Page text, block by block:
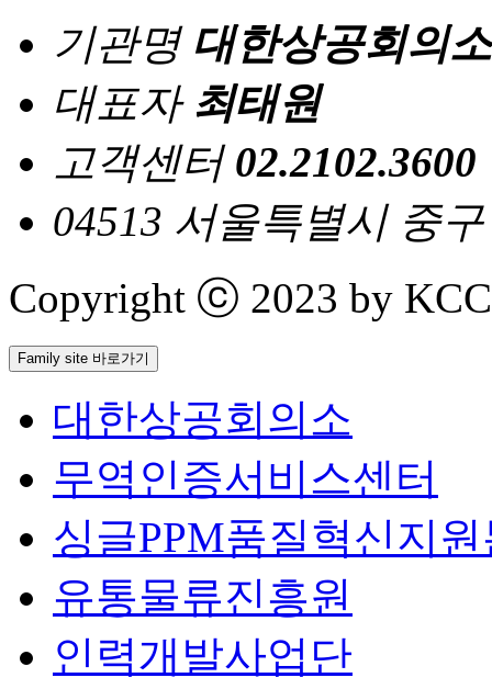
기관명 대한상공회의소
대표자 최태원
고객센터 02.2102.3600
04513 서울특별시 중
Copyright ⓒ 2023 by
Family site 바로가기
대한상공회의소
무역인증서비스센터
싱글PPM품질혁신지
유통물류진흥원
인력개발사업단